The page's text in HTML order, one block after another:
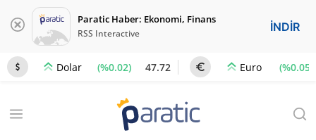
Paratic Haber: Ekonomi, Finans
RSS Interactive İNDİR
Dolar (%0.02) 47.72 Euro (%0.05)